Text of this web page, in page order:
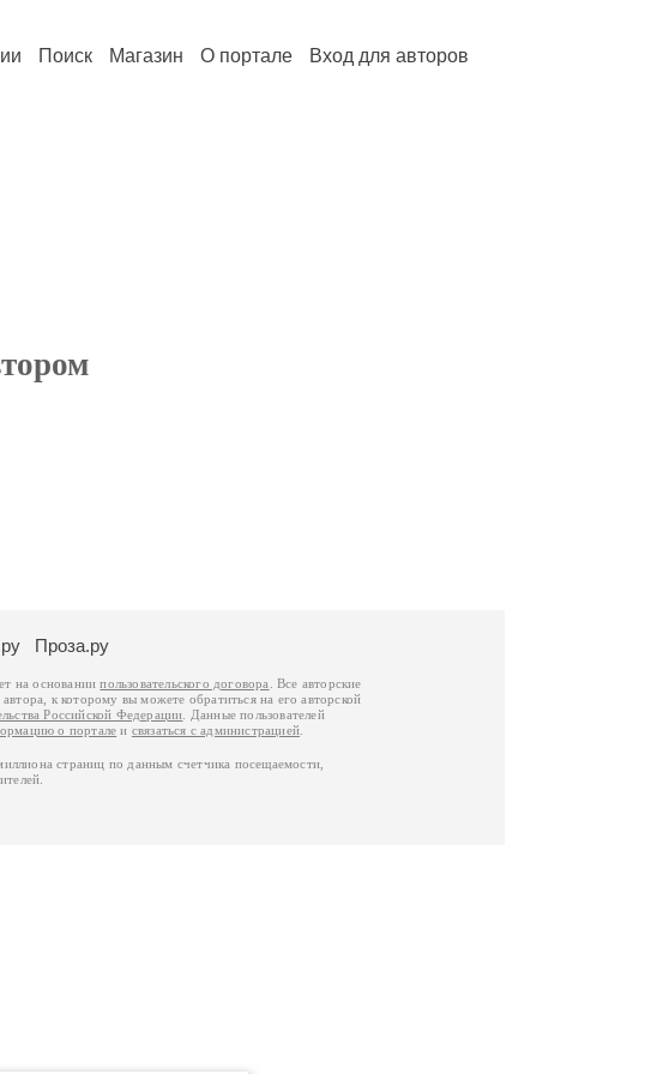
Поиск Магазин О портале Вход для авторов
Проза.ру
на основаниипользовательского договора
. Все авторские
к которому вы можете обратиться на его авторской
Российской Федерации . Данные пользователей
о портале и связаться с администрацией
страниц по данным счетчика посещаемости,